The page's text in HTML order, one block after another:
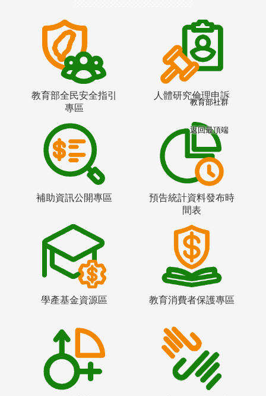
教育部全民安全指引
專區
人體研究倫理申訴
補助資訊公開專區
預告統計資料發布時
間表
學產基金資源區 教育消費者保護專區
教育部社群
返回最頂端